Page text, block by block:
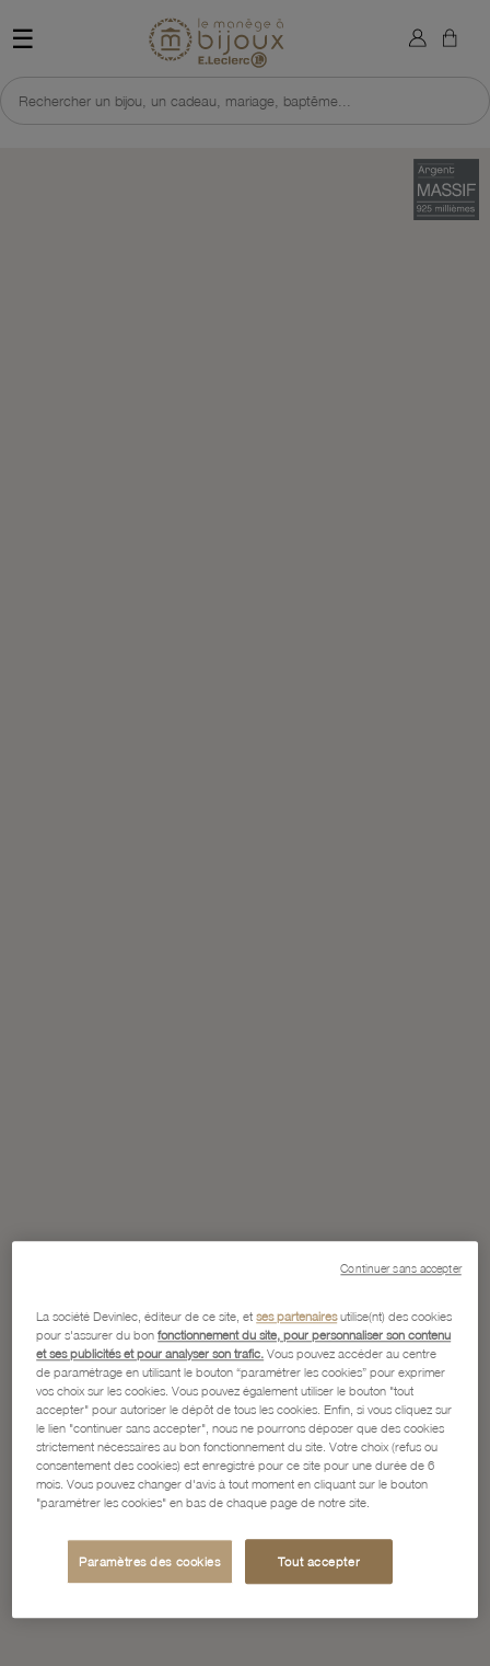
☰ Retour à l'accueil du site
Rechercher un bijou, un cadeau, mariage, baptême...
×
La société Devinlec, éditeur de ce site, etses partenairesutilise(nt) des cookies
pour s'assurer du bonfonctionnement du site, pour personnaliser son contenu
et ses publicités et pour analyser son trafic. Vous pouvez accéder au centre
de paramétrage en utilisant le bouton “paramétrer les cookies” pour exprimer
vos choix sur les cookies. Vous pouvez également utiliser le bouton "tout
accepter" pour autoriser le dépôt de tous les cookies. Enfin, si vous cliquez sur
le lien "continuer sans accepter", nous ne pourrons déposer que des cookies
strictement nécessaires au bon fonctionnement du site. Votre choix (refus ou
consentement des cookies) est enregistré pour ce site pour une durée de 6
mois. Vous pouvez changer d'avis à tout moment en cliquant sur le bouton
"paramétrer les cookies" en bas de chaque page de notre site.
Paramètres des cookies Tout accepter
Continuer sans accepter